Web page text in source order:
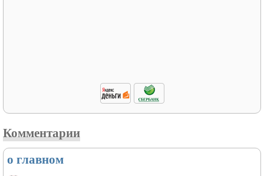
Комментарии
о главном